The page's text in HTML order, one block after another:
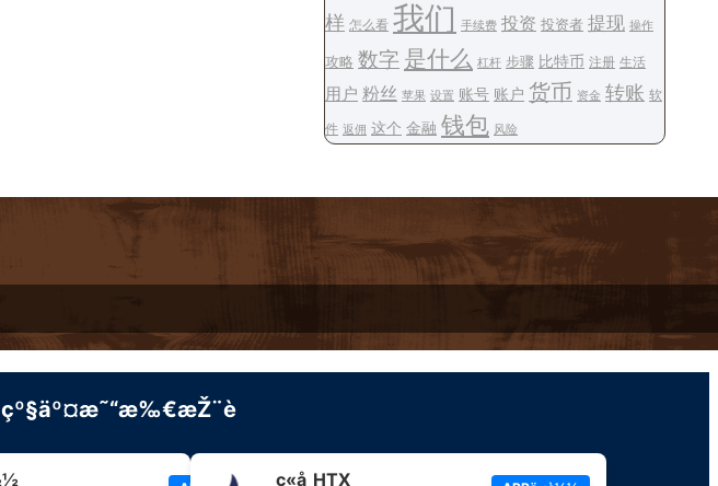
样 怎么看 我们 手续费 投资 投资者 提现 操作
攻略 数字 是什么 杠杆 步骤 比特币 注册 生活
用户 粉丝 苹果 设置 账号 账户 货币 资金 转账 软
件 返佣 这个 金融 钱包 风险